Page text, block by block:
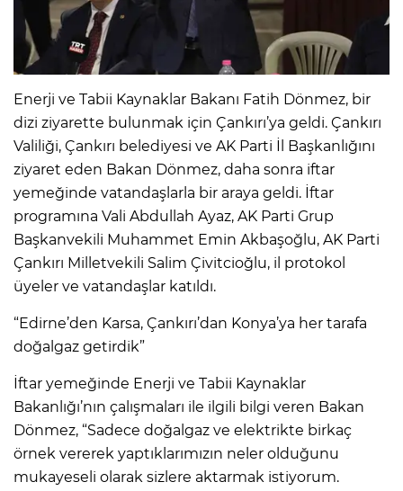
Enerji ve Tabii Kaynaklar Bakanı Fatih Dönmez, bir
dizi ziyarette bulunmak için Çankırı’ya geldi. Çankırı
Valiliği, Çankırı belediyesi ve AK Parti İl Başkanlığını
ziyaret eden Bakan Dönmez, daha sonra iftar
yemeğinde vatandaşlarla bir araya geldi. İftar
programına Vali Abdullah Ayaz, AK Parti Grup
Başkanvekili Muhammet Emin Akbaşoğlu, AK Parti
Çankırı Milletvekili Salim Çivitcioğlu, il protokol
üyeler ve vatandaşlar katıldı.
“Edirne’den Karsa, Çankırı’dan Konya’ya her tarafa
doğalgaz getirdik”
İftar yemeğinde Enerji ve Tabii Kaynaklar
Bakanlığı’nın çalışmaları ile ilgili bilgi veren Bakan
Dönmez, “Sadece doğalgaz ve elektrikte birkaç
örnek vererek yaptıklarımızın neler olduğunu
mukayeseli olarak sizlere aktarmak istiyorum.